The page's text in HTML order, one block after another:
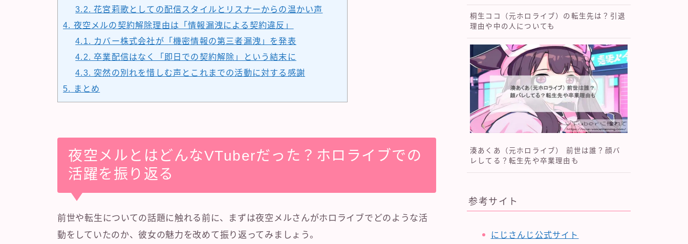
3.2. 花宮莉歌としての配信スタイルとリスナーからの温かい声
4. 夜空メルの契約解除理由は「情報漏洩による契約違反」
4.1. カバー株式会社が「機密情報の第三者漏洩」を発表
4.2. 卒業配信はなく「即日での契約解除」という結末に
4.3. 突然の別れを惜しむ声とこれまでの活動に対する感謝
5.
まとめ
夜空メルとはどんなVTuberだった？ホロライブでの
活躍を振り返る
前世や転生についての話題に触れる前に、まずは夜空メルさんがホロライブでどのような活
動をしていたのか、彼女の魅力を改めて振り返ってみましょう。
桐生ココ（元ホロライブ）の転生先は？引退
理由や中の人についても
湊あくあ（元ホロライブ） 前世は誰？顔バ
レしてる？転生先や卒業理由も
参考サイト
にじさんじ公式サイト